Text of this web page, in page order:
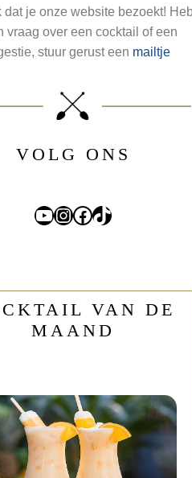
dat je onze website bezoekt!
vraag over een cocktail of een
stuur gerust een mailtje
VOLG ONS
YouTube
Instagram
Facebook
TikTok
VAN DE
MAAND